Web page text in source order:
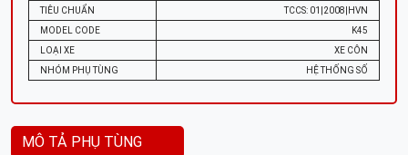
TIÊU CHUẨN
TCCS: 01|2008|HVN
MODEL CODE
K45
LOẠI XE
XE CÔN
NHÓM PHỤ TÙNG
HỆ THỐNG SỐ
MÔ TẢ PHỤ TÙNG